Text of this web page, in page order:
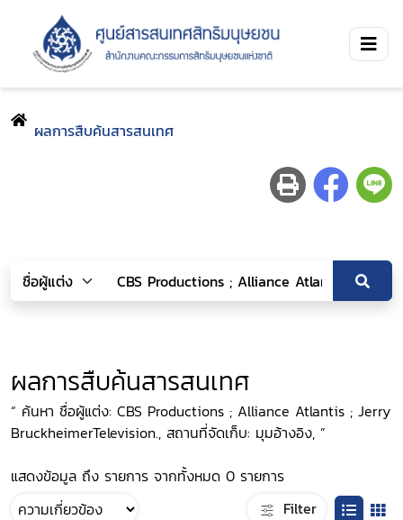
ผลการสืบค้นสารสนเทศ
ผลการสืบค้นสารสนเทศ
“ ค้นหา ชื่อผู้แต่ง: CBS Productions ; Alliance Atlantis ; Jerry
BruckheimerTelevision., สถานที่จัดเก็บ: มุมอ้างอิง, ”
แสดงข้อมูล ถึง รายการ จากทั้งหมด 0 รายการ
Filter